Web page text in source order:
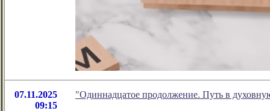
07.11.2025
09:15
"Одиннадцатое продолжение. Путь в